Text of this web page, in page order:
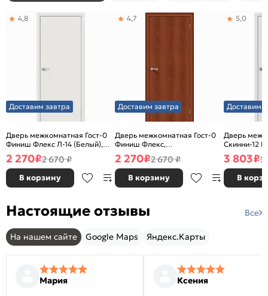
Доставим завтра
Дверь межкомнатная Гост-0
Финиш Флекс Л-14 (Белый),
глухая, каркасно-щитовая
4,8
2 270₽2 670 ₽
В корзину
Доставим завтра
Дверь межкомнатная Гост-0
Финиш Флекс,
Ламинированные Л-11
(ИталОрех), глухая, каркасно-
щитовая
4,7
2 270₽2 670 ₽
В корзину
Доставим
Дверь
Скинни-12
глухая,
5,0
3 803₽5
В
Настоящие отзывы Все
На нашем сайте Google Maps Яндекс.Карты
Мария Ксения